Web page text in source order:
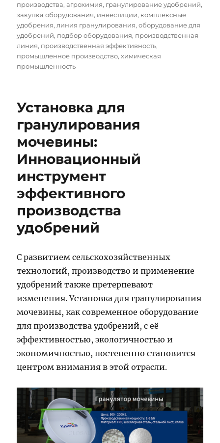
производства,агрохимия, гранулирование удобрений,
закупка оборудования, инвестиции, комплексные
удобрения,линия гранулирования,оборудование для
удобрений, подбор оборудования, производственная
линия, производственная эффективность,
промышленное производство,химическая
промышленность
Установка для
гранулирования
мочевины:
Инновационный
инструмент
эффективного
производства
удобрений
С развитием сельскохозяйственных
технологий, производство и применение
удобрений также претерпевают
изменения. Установка для гранулирования
мочевины, как современное оборудование
для производства удобрений, с её
эффективностью, экологичностью и
экономичностью, постепенно становится
центром внимания в этой отрасли.